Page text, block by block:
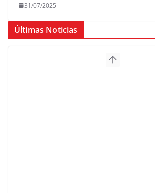
31/07/2025
Últimas Noticias